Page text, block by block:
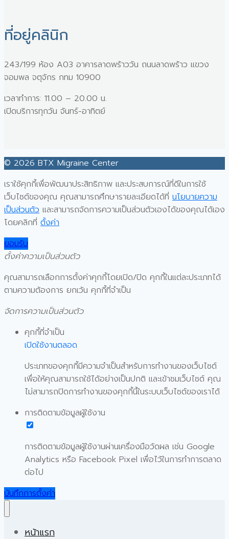
ที่อยู่คลินิก
243/199 ห้อง A03 อาคารลาดพร้าววัน ถนนลาดพร้าว แขวง
จอมพล จตุจักร กทม 10900
เวลาทำการ: 11.00 – 20.00 น.
เปิดบริการทุกวัน จันทร์-อาทิตย์
© 2026 BTX Migraine Center
เราใช้คุกกี้เพื่อพัฒนาประสิทธิภาพ และประสบการณ์ที่ดีในการใช้
เว็บไซต์ของคุณ คุณสามารถศึกษารายละเอียดได้ที่ นโยบายความ
เป็นส่วนตัว และสามารถจัดการความเป็นส่วนตัวเองได้ของคุณได้เอง
โดยคลิกที่ ตั้งค่า
ยอมรับ
ตั้งค่าความเป็นส่วนตัว
คุณสามารถเลือกการตั้งค่าคุกกี้โดยเปิด/ปิด คุกกี้ในแต่ละประเภทได้
ตามความต้องการ ยกเว้น คุกกี้ที่จำเป็น
จัดการความเป็นส่วนตัว
คุกกี้ที่จำเป็น
เปิดใช้งานตลอด
ประเภทของคุกกี้มีความจำเป็นสำหรับการทำงานของเว็บไซต์
เพื่อให้คุณสามารถใช้ได้อย่างเป็นปกติ และเข้าชมเว็บไซต์ คุณ
ไม่สามารถปิดการทำงานของคุกกี้นี้ในระบบเว็บไซต์ของเราได้
การติดตามข้อมูลผู้ใช้งาน
การติดตามข้อมูลผู้ใช้งานผ่านเครื่องมือวัดผล เช่น Google
Analytics หรือ Facebook Pixel เพื่อไว้ในการทำการตลาด
ต่อไป
บันทึกการตั้งค่า
หน้าแรก